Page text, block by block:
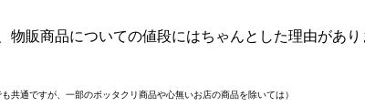
物販商品についての値段にはちゃんとした理由があり
も共通ですが、一部のボッタクリ商品や心無いお店の商品を除いては）